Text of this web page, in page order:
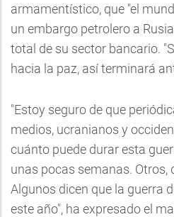
armamentístico, que "el
un embargo petrolero a
total de su sector bancario.
hacia la paz, así terminará
"Estoy seguro de que
medios, ucranianos y
cuánto puede durar esta
unas pocas semanas. Otros,
Algunos dicen que la guerra
este año", ha expresado el